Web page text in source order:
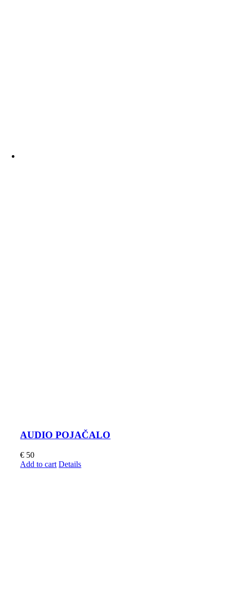
AUDIO POJAČALO
€ 50
Add to cart Details